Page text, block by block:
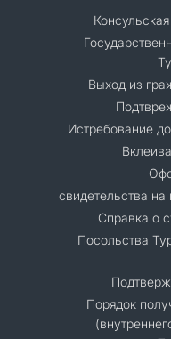
Выход из
Истребование
свидетельства
Справка о
Посольства
Порядок